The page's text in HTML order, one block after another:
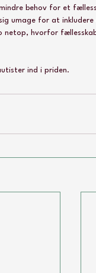
behov for et
umage for at
netop, hvorfor
ind i priden.